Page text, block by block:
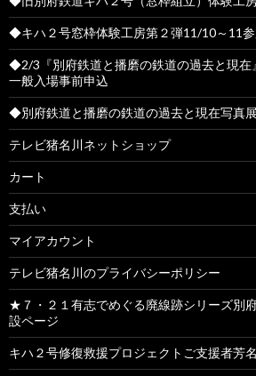
◆キハ２号窓枠体験工房第２弾11/10～11
◆2/3『別府鉄道と播磨の鉄道の過去と現在
一般入場事前申込
◆別府鉄道と播磨の鉄道の過去と現在写真
テレビ猪名川ネットショップ
カート
支払い
マイアカウント
テレビ猪名川のプライバシーポリシー
★７・２１有志でめぐる廃線跡シリーズ
設ページ
キハ２号修復救援プロジェクトご支援者芳